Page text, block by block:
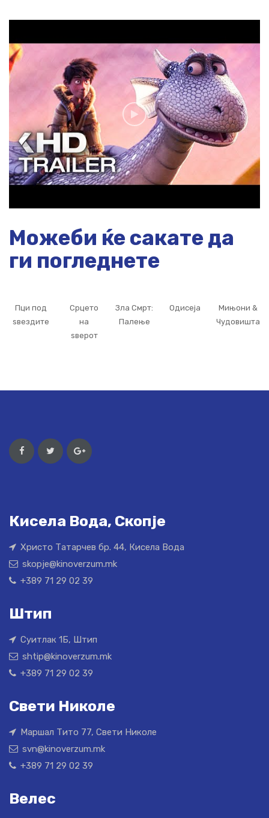
Можеби ќе сакате да
ги погледнете
Пци под
ѕвездите
Срцето
на
ѕверот
Зла Смрт:
Палење
Одисеја
Мињони &
Чудовишта
Кисела Вода, Скопје
Христо Татарчев бр. 44, Кисела Вода
skopje@kinoverzum.mk
+389 71 29 02 39
Штип
Суитлак 1Б, Штип
shtip@kinoverzum.mk
+389 71 29 02 39
Свети Николе
Маршал Тито 77, Свети Николе
svn@kinoverzum.mk
+389 71 29 02 39
Велес